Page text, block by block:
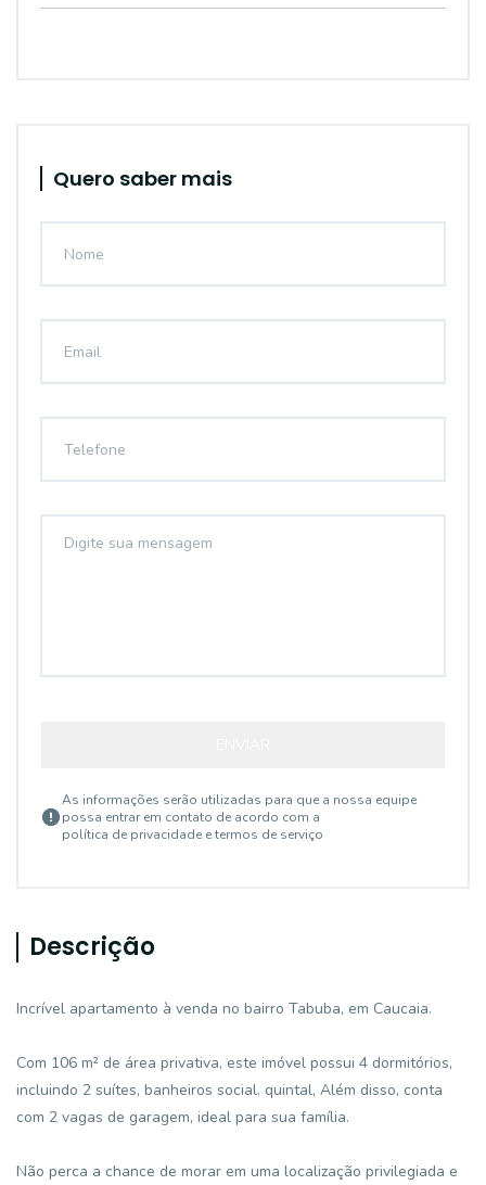
Quero saber mais
As informações serão utilizadas para que a nossa equipe
possa entrar em contato de acordo com a
política de privacidade e termos de serviço
Descrição
Incrível apartamento à venda no bairro Tabuba, em Caucaia.
Com 106 m² de área privativa, este imóvel possui 4 dormitórios,
incluindo 2 suítes, banheiros social. quintal, Além disso, conta
com 2 vagas de garagem, ideal para sua família.
Não perca a chance de morar em uma localização privilegiada e